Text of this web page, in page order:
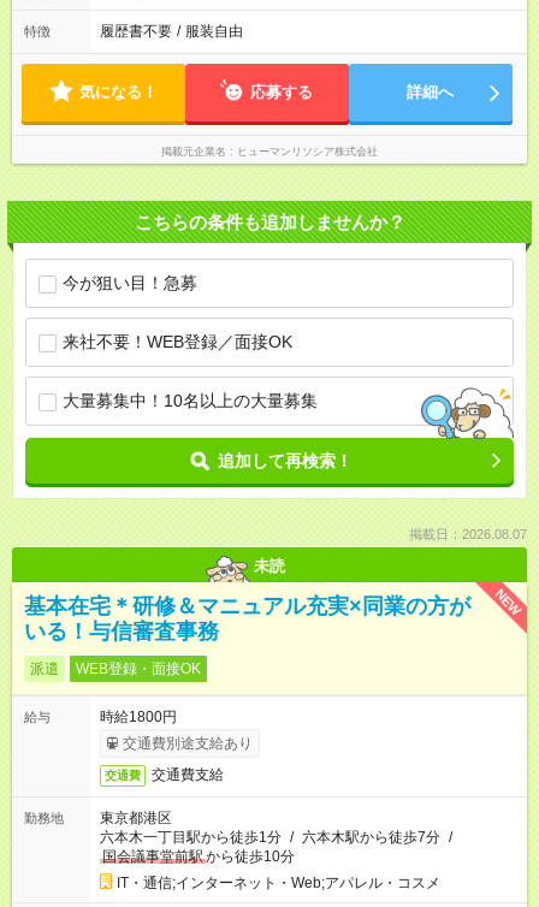
特徴 履歴書不要 / 服装自由
気になる！ 応募する 詳細へ
掲載元企業名 ヒューマンリソシア株式会社
こちらの条件も追加しませんか？
今が狙い目！急募
来社不要！WEB登録／面接OK
大量募集中！10名以上の大量募集
追加して再検索！
掲載日：2026.08.07
未読
NEW
基本在宅＊研修＆マニュアル充実×同業の方が
いる！与信審査事務
派遣 WEB登録・面接OK
給与
時給1800円
交通費別途支給あり
交通費 交通費支給
勤務地
東京都港区
六本木一丁目駅から徒歩1分 / 六本木駅から徒歩7分 /
国会議事堂前駅から徒歩10分
IT・通信;インターネット・Web;アパレル・コスメ